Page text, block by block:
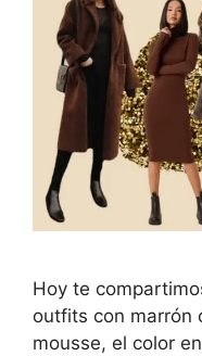
Hoy te
outfits con marrón
mousse, el color